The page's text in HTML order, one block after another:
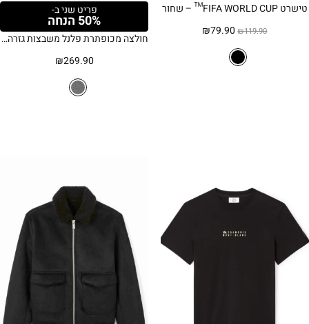
טישרט FIFA WORLD CUP™ – שחור
₪119.90
המחיר
היה:
₪79.90 המחיר
פריט שני ב-
50% הנחה
חולצה מכופתרת פלנל משבצות גזרה רגילה – אפור
₪269.90